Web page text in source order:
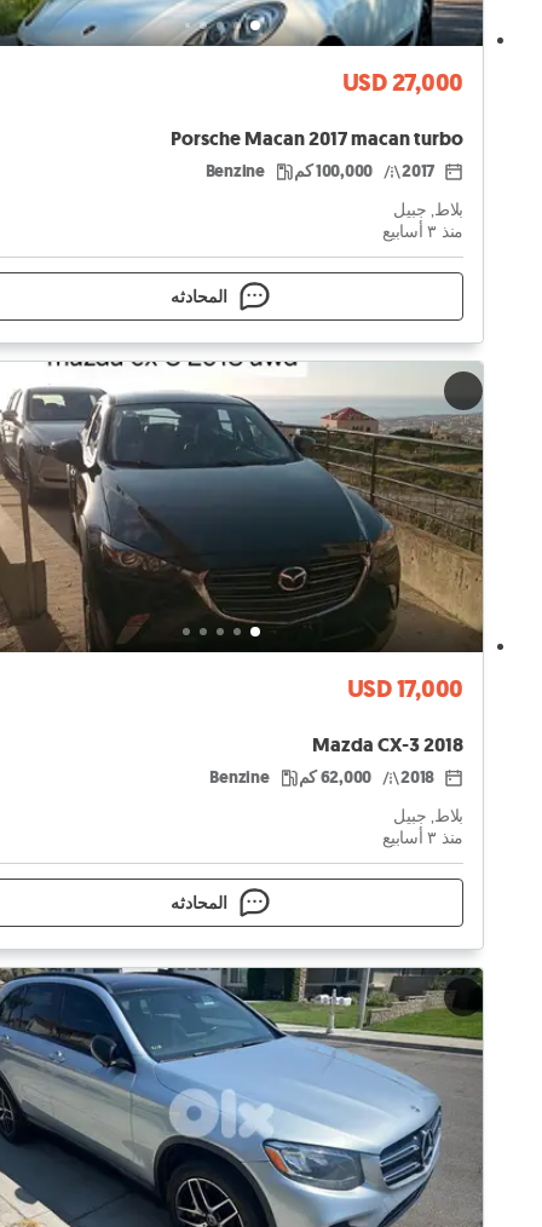
USD 27,000
Porsche Macan 2017 macan turbo
2017 100,000 كم Benzine
بلاط, جبيل
منذ ٣ أسابيع
المحادثه
USD 17,000
Mazda CX-3 2018
2018 62,000 كم Benzine
بلاط, جبيل
منذ ٣ أسابيع
المحادثه